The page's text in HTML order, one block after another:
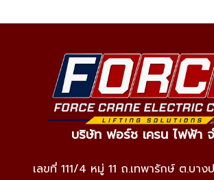
บริษัท ฟอร์ช เครน ไฟฟ้า
เลขที่ 111/4 หมู่ 11 ถ.เทพารักษ์ ต.บา